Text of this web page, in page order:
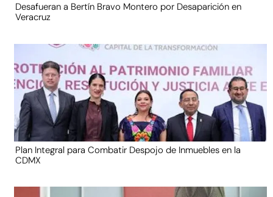
Desafueran a Bertín Bravo Montero por Desaparición en
Veracruz
Plan Integral para Combatir Despojo de Inmuebles en la
CDMX